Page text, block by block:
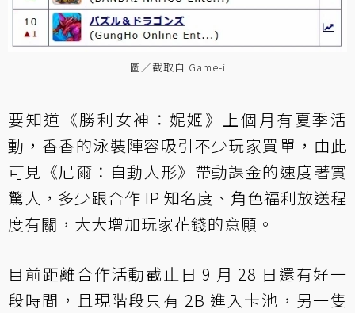
圖／截取自 Game-i
要知道《勝利女神：妮姬》上個月有夏季活
動，香香的泳裝陣容吸引不少玩家買單，由此
可見《尼爾：自動人形》帶動課金的速度著實
驚人，多少跟合作 IP 知名度、角色福利放送程
度有關，大大增加玩家花錢的意願。
目前距離合作活動截止日 9 月 28 日還有好一
段時間，且現階段只有 2B 進入卡池，另一隻